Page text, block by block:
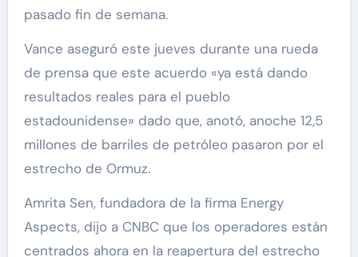
pasado fin de semana.
Vance aseguró este jueves durante una rueda
de prensa que este acuerdo «ya está dando
resultados reales para el pueblo
estadounidense» dado que, anotó, anoche 12,5
millones de barriles de petróleo pasaron por el
estrecho de Ormuz.
Amrita Sen, fundadora de la firma Energy
Aspects, dijo a CNBC que los operadores están
centrados ahora en la reapertura del estrecho